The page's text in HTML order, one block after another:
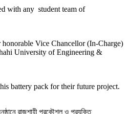
with any student team of
Vice Chancellor (In-Charge)
University of Engineering &
battery pack for their future project.
রাজশাহী প্রকৌশল ও প্রযুক্তি